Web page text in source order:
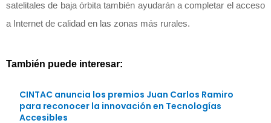
satelitales de baja órbita también ayudarán a completar el acceso
a Internet de calidad en las zonas más rurales.
También puede interesar:
CINTAC anuncia los premios Juan Carlos Ramiro
para reconocer la innovación en Tecnologías
Accesibles